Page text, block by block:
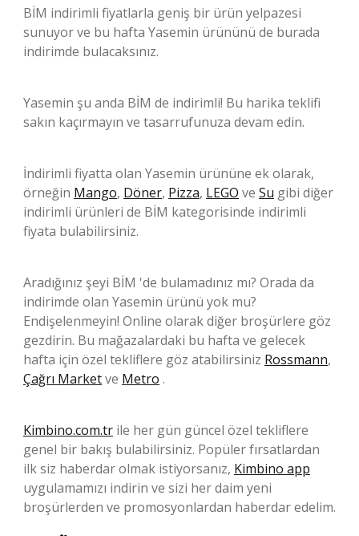
BİM indirimli fiyatlarla geniş bir ürün yelpazesi
sunuyor ve bu hafta Yasemin ürününü de burada
indirimde bulacaksınız.
Yasemin şu anda BİM de indirimli! Bu harika teklifi
sakın kaçırmayın ve tasarrufunuza devam edin.
İndirimli fiyatta olan Yasemin ürününe ek olarak,
örneğin Mango, Döner, Pizza, LEGO ve Su gibi diğer
indirimli ürünleri de BİM kategorisinde indirimli
fiyata bulabilirsiniz.
Aradığınız şeyi BİM 'de bulamadınız mı? Orada da
indirimde olan Yasemin ürünü yok mu?
Endişelenmeyin! Online olarak diğer broşürlere göz
gezdirin. Bu mağazalardaki bu hafta ve gelecek
hafta için özel tekliflere göz atabilirsiniz Rossmann,
Çağrı Marketve Metro .
Kimbino.com.tr ile her gün güncel özel tekliflere
genel bir bakış bulabilirsiniz. Popüler fırsatlardan
ilk siz haberdar olmak istiyorsanız, Kimbino app
uygulamamızı indirin ve sizi her daim yeni
broşürlerden ve promosyonlardan haberdar edelim.